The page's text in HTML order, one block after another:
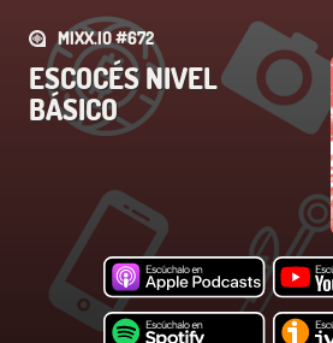
MIXX.IO #672
ESCOCÉS NIVEL
BÁSICO